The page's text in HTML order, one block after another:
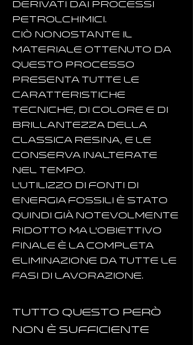
derivati dai processi
petrolchimici.
Ciò nonostante il
materiale ottenuto da
questo processo
presenta tutte le
caratteristiche
tecniche, di colore e di
brillantezza della
classica resina, e le
conserva inalterate
nel tempo.
L'utilizzo di fonti di
energia fossili è stato
quindi già notevolmente
ridotto ma l'obiettivo
finale è la completa
eliminazione da tutte le
fasi di lavorazione.
Tutto questo però
non è sufficiente